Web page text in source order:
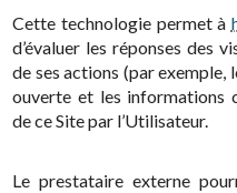
Cette technologie permet à
d’évaluer les réponses des
de ses actions (par exemple,
ouverte et les informations
de ce Site par l’Utilisateur.
Le prestataire externe